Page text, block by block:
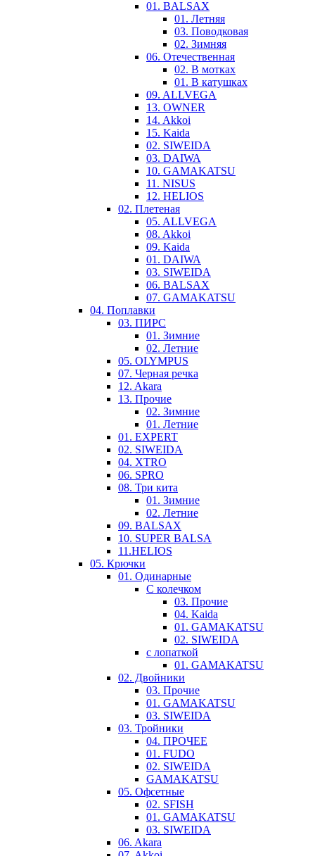
01. BALSAX
01. Летняя
03. Поводковая
02. Зимняя
06. Отечественная
02. В мотках
01. В катушках
09. ALLVEGA
13. OWNER
14. Akkoi
15. Kaida
02. SIWEIDA
03. DAIWA
10. GAMAKATSU
11. NISUS
12. HELIOS
02. Плетеная
05. ALLVEGA
08. Akkoi
09. Kaida
01. DAIWA
03. SIWEIDA
06. BALSAX
07. GAMAKATSU
04. Поплавки
03. ПИРС
01. Зимние
02. Летние
05. OLYMPUS
07. Черная речка
12. Akara
13. Прочие
02. Зимние
01. Летние
01. EXPERT
02. SIWEIDA
04. XTRO
06. SPRO
08. Три кита
01. Зимние
02. Летние
09. BALSAX
10. SUPER BALSA
11.HELIOS
05. Крючки
01. Одинарные
С колечком
03. Прочие
04. Kaida
01. GAMAKATSU
02. SIWEIDA
с лопаткой
01. GAMAKATSU
02. Двойники
03. Прочие
01. GAMAKATSU
03. SIWEIDA
03. Тройники
04. ПРОЧЕЕ
01. FUDO
02. SIWEIDA
GAMAKATSU
05. Офсетные
02. SFISH
01. GAMAKATSU
03. SIWEIDA
06. Akara